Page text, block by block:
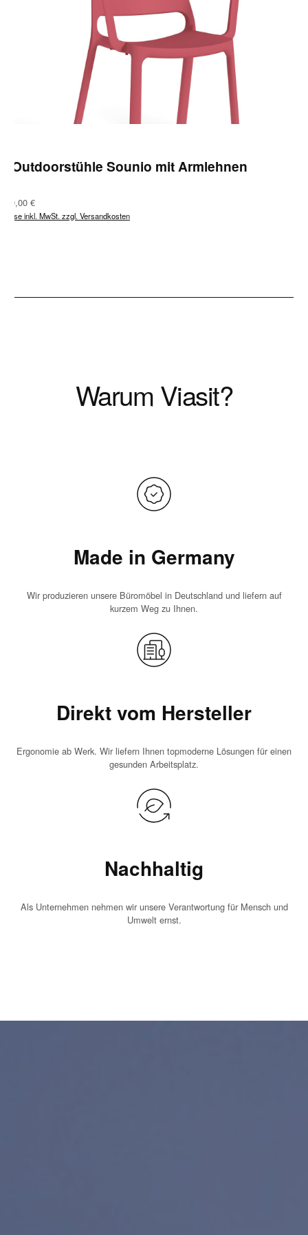
4 Outdoorstühle Sounio mit Armlehnen
Regulärer Preis:
899,00 €
Preise inkl. MwSt. zzgl. Versandkosten
Warum Viasit?
Made in Germany
Wir produzieren unsere Büromöbel in Deutschland und liefern auf
kurzem Weg zu Ihnen.
Direkt vom Hersteller
Ergonomie ab Werk. Wir liefern Ihnen topmoderne Lösungen für einen
gesunden Arbeitsplatz.
Nachhaltig
Als Unternehmen nehmen wir unsere Verantwortung für Mensch und
Umwelt ernst.